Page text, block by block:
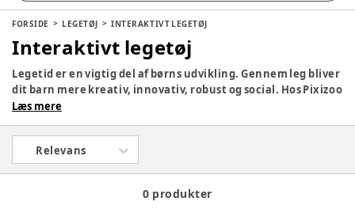
FORSIDE LEGETØJ INTERAKTIVT LEGETØJ
Interaktivt legetøj
Legetid er en vigtig del af børns udvikling. Gennem leg bliver
dit barn mere kreativ, innovativ, robust og social. Hos Pixizoo
har vi samlet det bedste legetøj til både babyer og børn.
barn her.
Læs mere
Relevans
0 produkter